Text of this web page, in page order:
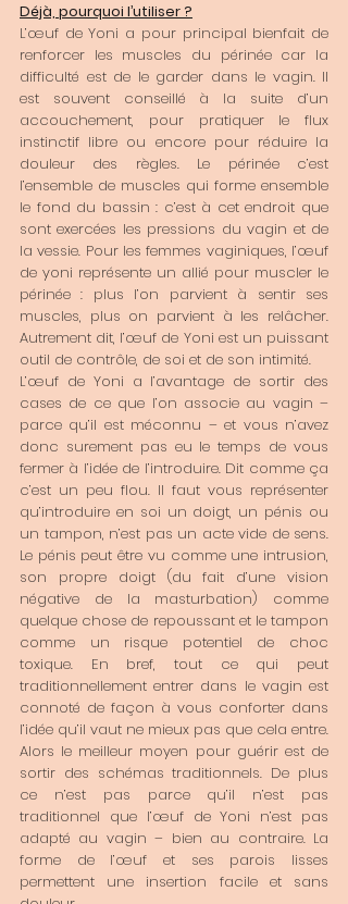
Déjà, pourquoi l’utiliser ?
L’œuf de Yoni a pour principal bienfait de
renforcer les muscles du périnée car la
difficulté est de le garder dans le vagin. Il
est souvent conseillé à la suite d’un
accouchement, pour pratiquer le flux
instinctif libre ou encore pour réduire la
douleur des règles. Le périnée c’est
l’ensemble de muscles qui forme ensemble
le fond du bassin : c’est à cet endroit que
sont exercées les pressions du vagin et de
la vessie. Pour les femmes vaginiques, l’œuf
de yoni représente un allié pour muscler le
périnée : plus l’on parvient à sentir ses
muscles, plus on parvient à les relâcher.
Autrement dit, l’œuf de Yoni est un puissant
outil de contrôle, de soi et de son intimité.
L’œuf de Yoni a l’avantage de sortir des
cases de ce que l’on associe au vagin –
parce qu’il est méconnu – et vous n’avez
donc surement pas eu le temps de vous
fermer à l’idée de l’introduire. Dit comme ça
c’est un peu flou. Il faut vous représenter
qu’introduire en soi un doigt, un pénis ou
un tampon, n’est pas un acte vide de sens.
Le pénis peut être vu comme une intrusion,
son propre doigt (du fait d’une vision
négative de la masturbation) comme
quelque chose de repoussant et le tampon
comme un risque potentiel de choc
toxique. En bref, tout ce qui peut
traditionnellement entrer dans le vagin est
connoté de façon à vous conforter dans
l’idée qu’il vaut ne mieux pas que cela entre.
Alors le meilleur moyen pour guérir est de
sortir des schémas traditionnels. De plus
ce n’est pas parce qu’il n’est pas
traditionnel que l’œuf de Yoni n’est pas
adapté au vagin – bien au contraire. La
forme de l’œuf et ses parois lisses
permettent une insertion facile et sans